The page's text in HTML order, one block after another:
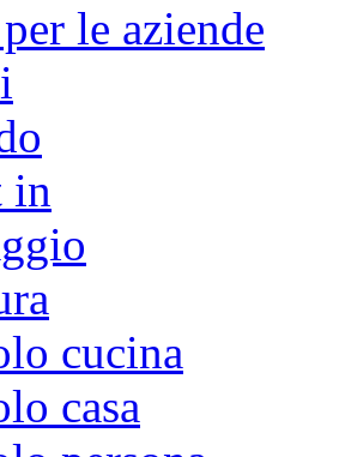
le aziende
in
cucina
casa